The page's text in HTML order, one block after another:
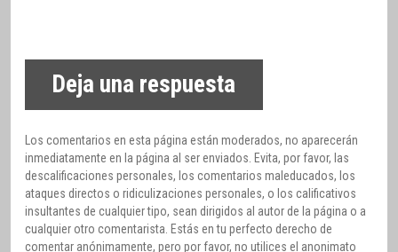
Deja una respuesta
Los comentarios en esta página están moderados, no aparecerán
inmediatamente en la página al ser enviados. Evita, por favor, las
descalificaciones personales, los comentarios maleducados, los
ataques directos o ridiculizaciones personales, o los calificativos
insultantes de cualquier tipo, sean dirigidos al autor de la página o a
cualquier otro comentarista. Estás en tu perfecto derecho de
comentar anónimamente, pero por favor, no utilices el anonimato